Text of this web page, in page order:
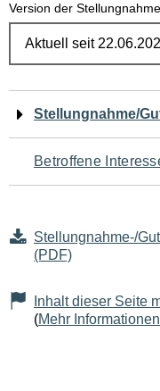
Version der
Navigation
für
den
Seiteninhalt
Stellungnahme/
Betroffene
Stellungnahme-/
(PDF)
Inhalt dieser Seite
(Mehr Informationen